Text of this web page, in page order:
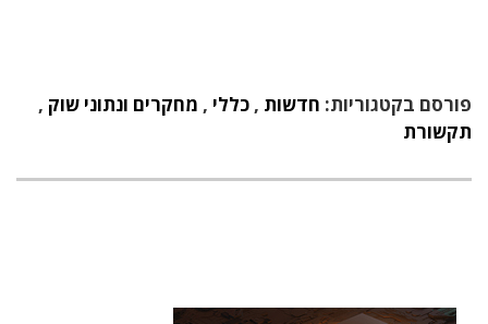
פורסם בקטגוריות: חדשות , כללי , מחקרים ונתוני שוק ,
תקשורת